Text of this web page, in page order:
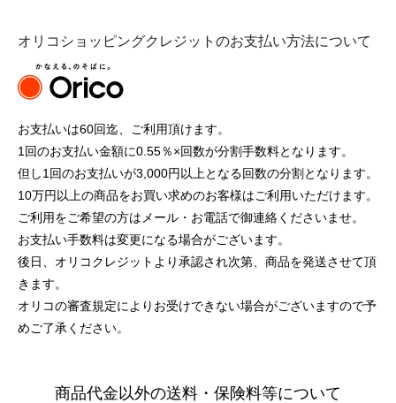
オリコショッピングクレジットのお支払い方法について
お支払いは60回迄、ご利用頂けます。
1回のお支払い金額に0.55％×回数が分割手数料となります。
但し1回のお支払いが3,000円以上となる回数の分割となります。
10万円以上の商品をお買い求めのお客様はご利用いただけます。
ご利用をご希望の方はメール・お電話で御連絡くださいませ。
お支払い手数料は変更になる場合がございます。
後日、オリコクレジットより承認され次第、商品を発送させて頂
きます。
オリコの審査規定によりお受けできない場合がございますので予
めご了承ください。
商品代金以外の送料・保険料等について